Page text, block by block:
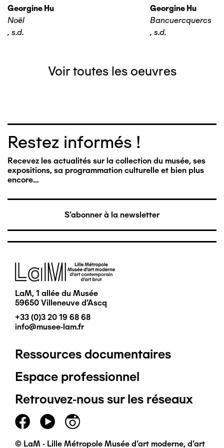
Georgine Hu
Noël
, s.d.
Georgine Hu
Bancuercquercs
, s.d.
Voir toutes les oeuvres
Restez informés !
Recevez les actualités sur la collection du musée, ses
expositions, sa programmation culturelle et bien plus
encore…
S'abonner à la newsletter
Image
LaM, 1 allée du Musée
59650 Villeneuve d'Ascq
+33 (0)3 20 19 68 68
info@musee-lam.fr
Pied
de
page
principal
Ressources documentaires
Espace professionnel
Retrouvez-nous sur les réseaux
© LaM - Lille Métropole Musée d'art moderne, d'art